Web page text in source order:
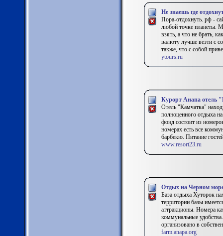
Не знаешь где
Пора-отдохнуть. рф -
любой точке планеты.
взять, а что не брать,
валюту лучше везти с
также, что с собой
ytours.ru
Курорт Анапа отель
Отель "Камчатка"
полноценного отдыха
фонд состоит из
номерах есть все
барбекю. Питание
www.resort23.ru
Отдых на Черном
База отдыха Хуторок
территории базы
аттракционы. Номера
коммунальные
организовано в
farm.anapa.org